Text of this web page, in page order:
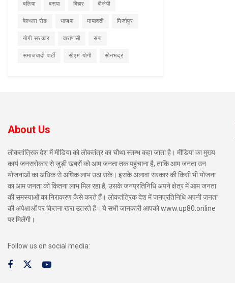
बलिया बसपा बिहार बीजेपी
बेल्थरा रोड भाजपा मायावती मिर्जापुर
योगी सरकार वाराणसी सपा
समाजवादी पार्टी सीएम योगी सोनभद्र
About Us
लोकतांत्रिक देश में मीडिया को लोकतंत्र का चौथा स्तम्भ कहा जाता है। मीडिया का मुख्य
कार्य जनसरोकार से जुड़ी खबरों को आम जनता तक पहुंचाना है, ताकि आम जनता उन
योजनाओं का अधिक से अधिक लाभ उठा सके। इसके अलावा सरकार की किसी भी योजना
का आम जनता को कितना लाभ मिल रहा है, उसके जनप्रतिनिधि अपने क्षेत्र में आम जनता
की समस्याओं का निराकरण कैसे करते हैं। लोकतंत्रिक देश में जनप्रतिनिधि अपनी जनता
की अपेक्षाओं पर कितना खरा उतरते हैं। ये सभी जानकारी आपको www.up80.online
पर मिलेंगी।
Follow us on social media: